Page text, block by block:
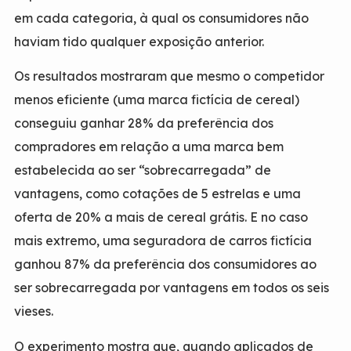
em cada categoria, à qual os consumidores não
haviam tido qualquer exposição anterior.
Os resultados mostraram que mesmo o competidor
menos eficiente (uma marca fictícia de cereal)
conseguiu ganhar 28% da preferência dos
compradores em relação a uma marca bem
estabelecida ao ser “sobrecarregada” de
vantagens, como cotações de 5 estrelas e uma
oferta de 20% a mais de cereal grátis. E no caso
mais extremo, uma seguradora de carros fictícia
ganhou 87% da preferência dos consumidores ao
ser sobrecarregada por vantagens em todos os seis
vieses.
O experimento mostra que, quando aplicados de